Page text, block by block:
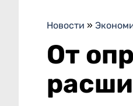
Новости »
От